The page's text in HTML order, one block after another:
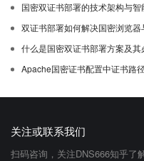
国密双证书部署的技术架构与智
双证书部署如何解决国密浏览
什么是国密双证书部署方案及其
Apache国密证书配置中证书路
关注或联系我们
扫码咨询，关注DNS666知乎了